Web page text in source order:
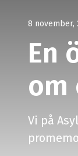
8 november,
En
om
Vi på